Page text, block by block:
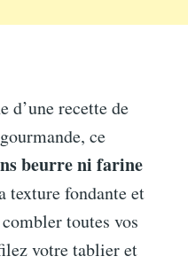
d’une recette de
ce
beurre ni farine
texture fondante et
toutes vos
votre tablier et